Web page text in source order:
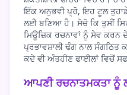
ਇੱਕ ਅਨੁਭਵੀ ਪ੍ਰੋ, ਇਹ ਟੂਲ
ਲਈ ਬਣਿਆ ਹੈ। ਸੋਚੋ ਕਿ ਤੁਸੀਂ
ਮਿਊਜ਼ਿਕ ਰਚਨਾਵਾਂ ਨੂੰ ਸੇਵ ਕਰਨ
ਪ੍ਰਭਾਵਸ਼ਾਲੀ ਢੰਗ ਨਾਲ ਸੰਗਠਿਤ
ਕਦੇ ਵੀ ਅੰਤਹੀਣ ਫਾਈਲਾਂ ਵਿਚੋਂ
ਆਪਣੀ ਰਚਨਾਤਮਕਤਾ ਨੂੰ